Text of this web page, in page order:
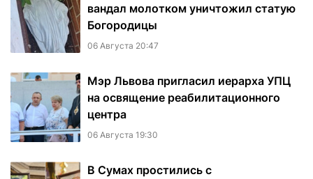
вандал молотком уничтожил статую
Богородицы
06 Августа 20:47
Мэр Львова пригласил иерарха УПЦ
на освящение реабилитационного
центра
06 Августа 19:30
В Сумах простились с